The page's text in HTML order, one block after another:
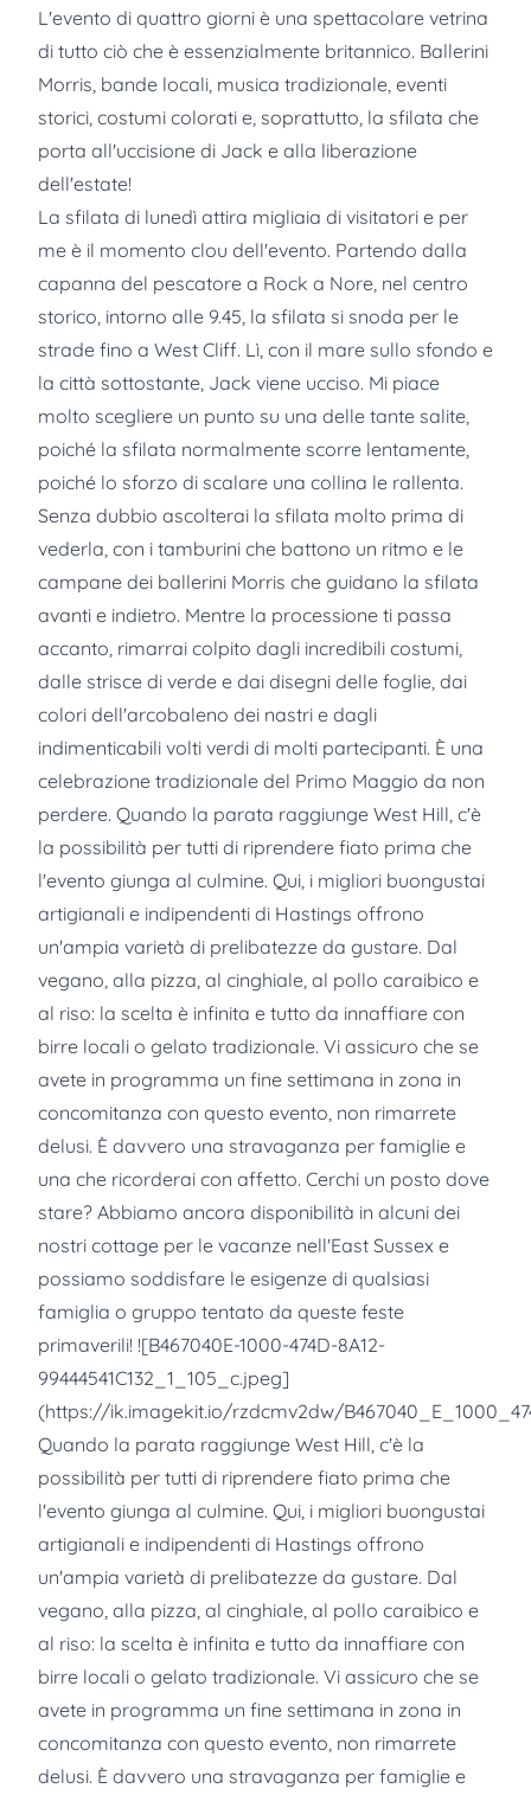
L'evento di quattro giorni è una spettacolare vetrina
di tutto ciò che è essenzialmente britannico. Ballerini
Morris, bande locali, musica tradizionale, eventi
storici, costumi colorati e, soprattutto, la sfilata che
porta all'uccisione di Jack e alla liberazione
dell'estate!
La sfilata di lunedì attira migliaia di visitatori e per
me è il momento clou dell'evento. Partendo dalla
capanna del pescatore a Rock a Nore, nel centro
storico, intorno alle 9.45, la sfilata si snoda per le
strade fino a West Cliff. Lì, con il mare sullo sfondo e
la città sottostante, Jack viene ucciso. Mi piace
molto scegliere un punto su una delle tante salite,
poiché la sfilata normalmente scorre lentamente,
poiché lo sforzo di scalare una collina le rallenta.
Senza dubbio ascolterai la sfilata molto prima di
vederla, con i tamburini che battono un ritmo e le
campane dei ballerini Morris che guidano la sfilata
avanti e indietro. Mentre la processione ti passa
accanto, rimarrai colpito dagli incredibili costumi,
dalle strisce di verde e dai disegni delle foglie, dai
colori dell'arcobaleno dei nastri e dagli
indimenticabili volti verdi di molti partecipanti. È una
celebrazione tradizionale del Primo Maggio da non
perdere. Quando la parata raggiunge West Hill, c'è
la possibilità per tutti di riprendere fiato prima che
l'evento giunga al culmine. Qui, i migliori buongustai
artigianali e indipendenti di Hastings offrono
un'ampia varietà di prelibatezze da gustare. Dal
vegano, alla pizza, al cinghiale, al pollo caraibico e
al riso: la scelta è infinita e tutto da innaffiare con
birre locali o gelato tradizionale. Vi assicuro che se
avete in programma un fine settimana in zona in
concomitanza con questo evento, non rimarrete
delusi. È davvero una stravaganza per famiglie e
una che ricorderai con affetto. Cerchi un posto dove
stare? Abbiamo ancora disponibilità in alcuni dei
nostri cottage per le vacanze nell'East Sussex e
possiamo soddisfare le esigenze di qualsiasi
famiglia o gruppo tentato da queste feste
primaverili! ![B467040E-1000-474D-8A12-
99444541C132_1_105_c.jpeg]
(https://ik.imagekit.io/rzdcmv2dw/
Quando la parata raggiunge West Hill, c'è la
possibilità per tutti di riprendere fiato prima che
l'evento giunga al culmine. Qui, i migliori buongustai
artigianali e indipendenti di Hastings offrono
un'ampia varietà di prelibatezze da gustare. Dal
vegano, alla pizza, al cinghiale, al pollo caraibico e
al riso: la scelta è infinita e tutto da innaffiare con
birre locali o gelato tradizionale. Vi assicuro che se
avete in programma un fine settimana in zona in
concomitanza con questo evento, non rimarrete
delusi. È davvero una stravaganza per famiglie e